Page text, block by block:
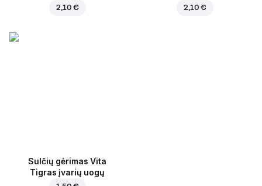
2,10 € 2,10 €
Sulčių gėrimas Vita
Tigras įvarių uogų